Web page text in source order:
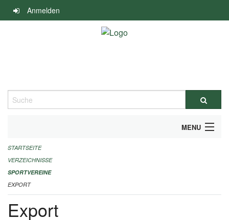
Navigation
überspringen
Anmelden
Suche
MENU
ALLGEMEINE INFORMATIONEN
FINANZIELLE UNTERSTÜTZUNG BENÖTIGT?
KONTAKT
STARTSEITE
VERZEICHNISSE
SPORTVEREINE
EXPORT
Export